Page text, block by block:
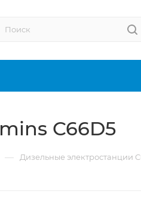
C66D5
— Дизельные электростанции